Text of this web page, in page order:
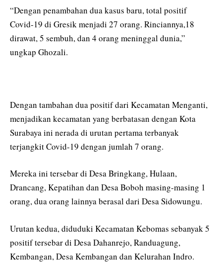
“Dengan penambahan dua kasus baru, total positif
Covid-19 di Gresik menjadi 27 orang. Rinciannya,18
dirawat, 5 sembuh, dan 4 orang meninggal dunia,”
ungkap Ghozali.
Dengan tambahan dua positif dari Kecamatan Menganti,
menjadikan kecamatan yang berbatasan dengan Kota
Surabaya ini nerada di urutan pertama terbanyak
terjangkit Covid-19 dengan jumlah 7 orang.
Mereka ini tersebar di Desa Bringkang, Hulaan,
Drancang, Kepatihan dan Desa Boboh masing-masing 1
orang, dua orang lainnya berasal dari Desa Sidowungu.
Urutan kedua, diduduki Kecamatan Kebomas sebanyak 5
positif tersebar di Desa Dahanrejo, Randuagung,
Kembangan, Desa Kembangan dan Kelurahan Indro.